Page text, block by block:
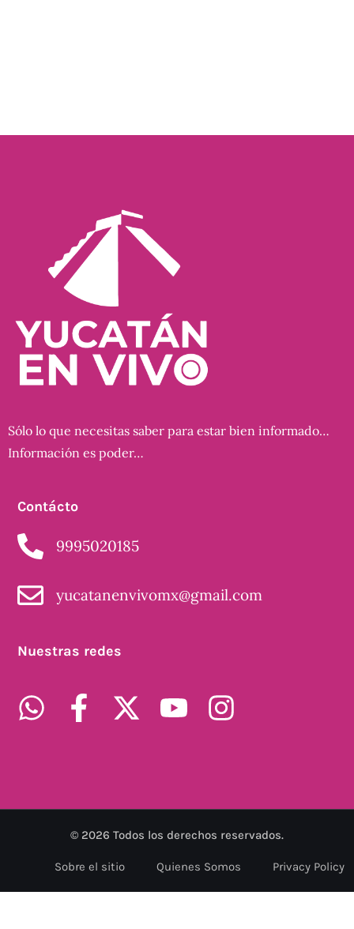
Sólo lo que necesitas saber para estar bien informado…
Información es poder…
Contácto
9995020185
yucatanenvivomx@gmail.com
Nuestras redes
© 2026 Todos los derechos reservados.
Sobre el sitio Quienes Somos Privacy Policy